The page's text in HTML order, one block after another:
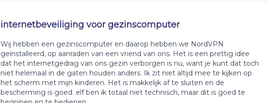
internetbeveiliging voor gezinscomputer
Wij hebben een gezinscomputer en daarop hebben we NordVPN
geïnstalleerd, op aanraden van een vriend van ons. Het is een prettig idee
dat het internetgedrag van ons gezin verborgen is nu, want je kunt dat toch
niet helemaal in de gaten houden anders. Ik zit niet altijd mee te kijken op
het scherm met mijn kinderen. Het is makkelijk af te sluiten en de
bescherming is goed. elf ben ik totaal niet technisch, maar dit is goed te